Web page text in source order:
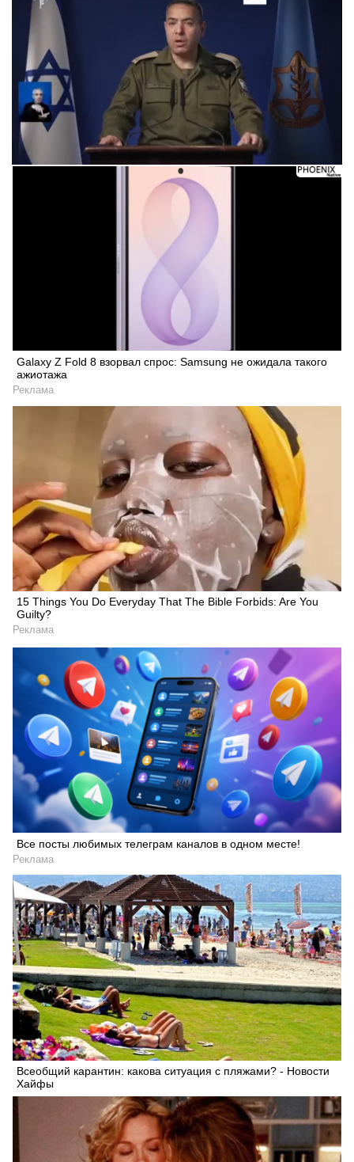
Galaxy Z Fold 8 взорвал спрос: Samsung не ожидала такого
ажиотажа
Реклама
15 Things You Do Everyday That The Bible Forbids: Are You
Guilty?
Реклама
Все посты любимых телеграм каналов в одном месте!
Реклама
Всеобщий карантин: какова ситуация с пляжами? - Новости
Хайфы